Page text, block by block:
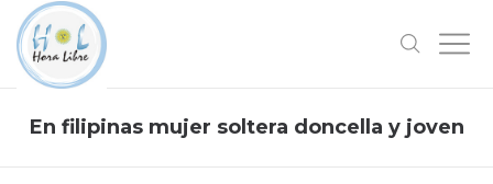
En filipinas mujer soltera doncella y joven